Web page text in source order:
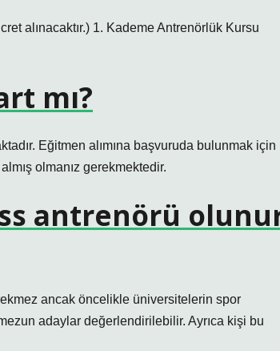
alınacaktır.) 1. Kademe Antrenörlük Kursu
mı?
Eğitmen alımına başvuruda bulunmak için
olmanız gerekmektedir.
antrenörü
ancak öncelikle üniversitelerin spor
adaylar değerlendirilebilir. Ayrıca kişi bu